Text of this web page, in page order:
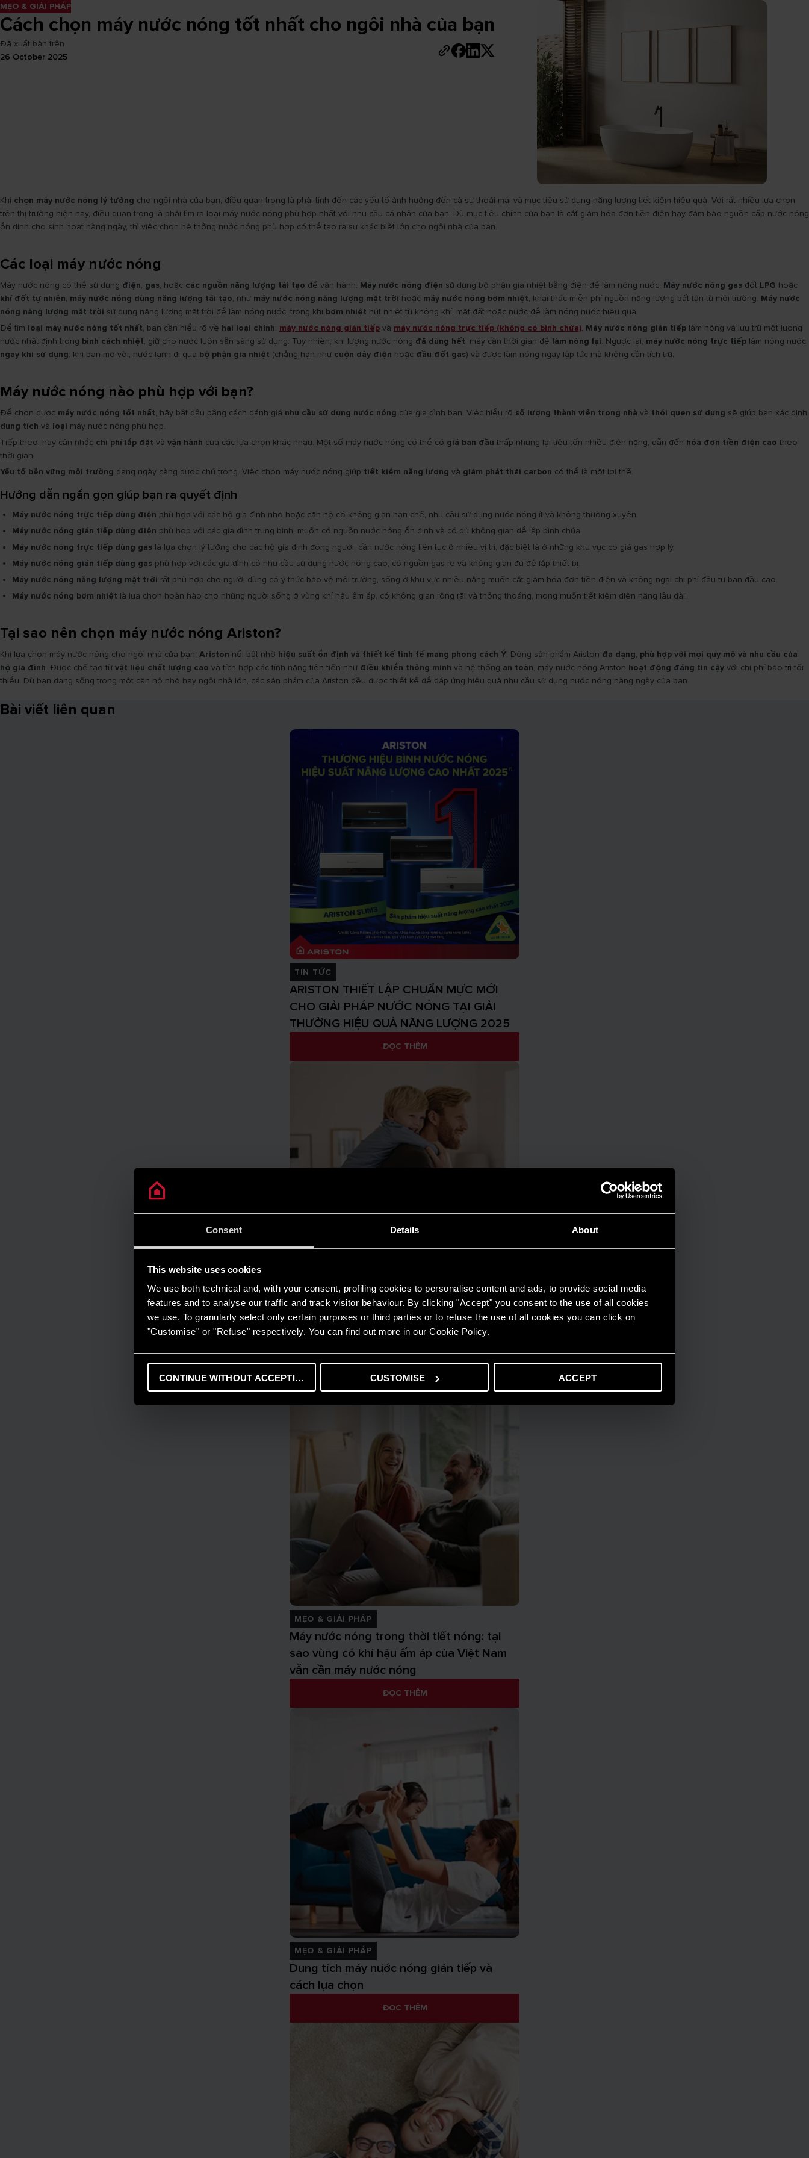
Consent Details About
This website uses cookies
We use both technical and, with your consent, profiling cookies to personalise content and ads, to provide social media
features and to analyse our traffic and track visitor behaviour. By clicking "Accept" you consent to the use of all cookies
we use. To granularly select only certain purposes or third parties or to refuse the use of all cookies you can click on
"Customise" or "Refuse" respectively. You can find out more in our Cookie Policy.
CONTINUE WITHOUT ACCEPTING CUSTOMISE ACCEPT
MẸO & GIẢI PHÁP
Cách chọn máy nước nóng tốt nhất cho ngôi nhà của bạn
Đã xuất bản trên
26 October 2025
Khi chọn máy nước nóng lý tưởng cho ngôi nhà của bạn, điều quan trọng là phải tính đến các yếu tố ảnh hưởng đến cả sự thoải mái và mục tiêu sử dụng năng lượng tiết kiệm hiệu quả. Với rất nhiều lựa chọn
trên thị trường hiện nay, điều quan trọng là phải tìm ra loại máy nước nóng phù hợp nhất với nhu cầu cá nhân của bạn. Dù mục tiêu chính của bạn là cắt giảm hóa đơn tiền điện hay đảm bảo nguồn cấp nước nóng
ổn định cho sinh hoạt hàng ngày, thì việc chọn hệ thống nước nóng phù hợp có thể tạo ra sự khác biệt lớn cho ngôi nhà của bạn.
Các loại máy nước nóng
Máy nước nóng có thể sử dụng điện, gas, hoặc các nguồn năng lượng tái tạo để vận hành. Máy nước nóng điện sử dụng bộ phận gia nhiệt bằng điện để làm nóng nước. Máy nước nóng gas đốt LPG hoặc
khí đốt tự nhiên, máy nước nóng dùng năng lượng tái tạo, như máy nước nóng năng lượng mặt trời hoặc máy nước nóng bơm nhiệt, khai thác miễn phí nguồn năng lượng bất tận từ môi trường. Máy nước
nóng năng lượng mặt trời sử dụng năng lượng mặt trời để làm nóng nước, trong khi bơm nhiệt hút nhiệt từ không khí, mặt đất hoặc nước để làm nóng nước hiệu quả.
Để tìm loại máy nước nóng tốt nhất, bạn cần hiểu rõ về hai loại chính: máy nước nóng gián tiếp và máy nước nóng trực tiếp (không có bình chứa). Máy nước nóng gián tiếp làm nóng và lưu trữ một lượng
nước nhất định trong bình cách nhiệt, giữ cho nước luôn sẵn sàng sử dụng. Tuy nhiên, khi lượng nước nóng đã dùng hết, máy cần thời gian để làm nóng lại. Ngược lại, máy nước nóng trực tiếp làm nóng nước
ngay khi sử dụng: khi bạn mở vòi, nước lạnh đi qua bộ phận gia nhiệt (chẳng hạn như cuộn dây điện hoặc đầu đốt gas) và được làm nóng ngay lập tức mà không cần tích trữ.
Máy nước nóng nào phù hợp với bạn?
Để chọn được máy nước nóng tốt nhất, hãy bắt đầu bằng cách đánh giá nhu cầu sử dụng nước nóng của gia đình bạn. Việc hiểu rõ số lượng thành viên trong nhà và thói quen sử dụng sẽ giúp bạn xác định
dung tích và loại máy nước nóng phù hợp.
Tiếp theo, hãy cân nhắc chi phí lắp đặt và vận hành của các lựa chọn khác nhau. Một số máy nước nóng có thể có giá ban đầu thấp nhưng lại tiêu tốn nhiều điện năng, dẫn đến hóa đơn tiền điện cao theo
thời gian.
Yếu tố bền vững môi trường đang ngày càng được chú trọng. Việc chọn máy nước nóng giúp tiết kiệm năng lượng và giảm phát thải carbon có thể là một lợi thế.
Hướng dẫn ngắn gọn giúp bạn ra quyết định
Máy nước nóng trực tiếp dùng điện phù hợp với các hộ gia đình nhỏ hoặc căn hộ có không gian hạn chế, nhu cầu sử dụng nước nóng ít và không thường xuyên.
Máy nước nóng gián tiếp dùng điện phù hợp với các gia đình trung bình, muốn có nguồn nước nóng ổn định và có đủ không gian để lắp bình chứa.
Máy nước nóng trực tiếp dùng gas là lựa chọn lý tưởng cho các hộ gia đình đông người, cần nước nóng liên tục ở nhiều vị trí, đặc biệt là ở những khu vực có giá gas hợp lý.
Máy nước nóng gián tiếp dùng gas phù hợp với các gia đình có nhu cầu sử dụng nước nóng cao, có nguồn gas rẻ và không gian đủ để lắp thiết bị.
Máy nước nóng năng lượng mặt trời rất phù hợp cho người dùng có ý thức bảo vệ môi trường, sống ở khu vực nhiều nắng muốn cắt giảm hóa đơn tiền điện và không ngại chi phí đầu tư ban đầu cao.
Máy nước nóng bơm nhiệt là lựa chọn hoàn hảo cho những người sống ở vùng khí hậu ấm áp, có không gian rộng rãi và thông thoáng, mong muốn tiết kiệm điện năng lâu dài.
Tại sao nên chọn máy nước nóng Ariston?
Khi lựa chọn máy nước nóng cho ngôi nhà của bạn, Ariston nổi bật nhờ hiệu suất ổn định và thiết kế tinh tế mang phong cách Ý. Dòng sản phẩm Ariston đa dạng, phù hợp với mọi quy mô và nhu cầu của
hộ gia đình. Được chế tạo từ vật liệu chất lượng cao và tích hợp các tính năng tiên tiến như điều khiển thông minh và hệ thống an toàn, máy nước nóng Ariston hoạt động đáng tin cậy với chi phí bảo trì tối
thiểu. Dù bạn đang sống trong một căn hộ nhỏ hay ngôi nhà lớn, các sản phẩm của Ariston đều được thiết kế để đáp ứng hiệu quả nhu cầu sử dụng nước nóng hàng ngày của bạn.
Bài viết liên quan
TIN TỨC
ARISTON THIẾT LẬP CHUẨN MỰC MỚI
CHO GIẢI PHÁP NƯỚC NÓNG TẠI GIẢI
THƯỞNG HIỆU QUẢ NĂNG LƯỢNG 2025
ĐỌC THÊM
MẸO & GIẢI PHÁP
Máy nước nóng trong thời tiết ẩm ướt: lợi
ích thiết yếu cho các gia đình Việt Nam
ĐỌC THÊM
MẸO & GIẢI PHÁP
Máy nước nóng trong thời tiết nóng: tại
sao vùng có khí hậu ấm áp của Việt Nam
vẫn cần máy nước nóng
ĐỌC THÊM
MẸO & GIẢI PHÁP
Dung tích máy nước nóng gián tiếp và
cách lựa chọn
ĐỌC THÊM